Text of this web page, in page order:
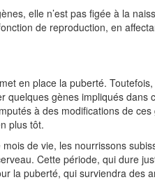
elle n’est pas figée à la
de reproduction, en
en place la puberté.
quelques gènes impliqués
à des modifications de
plus tôt.
de vie, les nourrissons
Cette période, qui dure
la puberté, qui surviendra des